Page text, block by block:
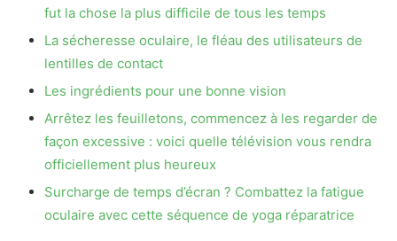
fut la chose la plus difficile de tous les temps
La sécheresse oculaire, le fléau des utilisateurs de
lentilles de contact
Les ingrédients pour une bonne vision
Arrêtez les feuilletons, commencez à les regarder de
façon excessive : voici quelle télévision vous rendra
officiellement plus heureux
Surcharge de temps d’écran ? Combattez la fatigue
oculaire avec cette séquence de yoga réparatrice